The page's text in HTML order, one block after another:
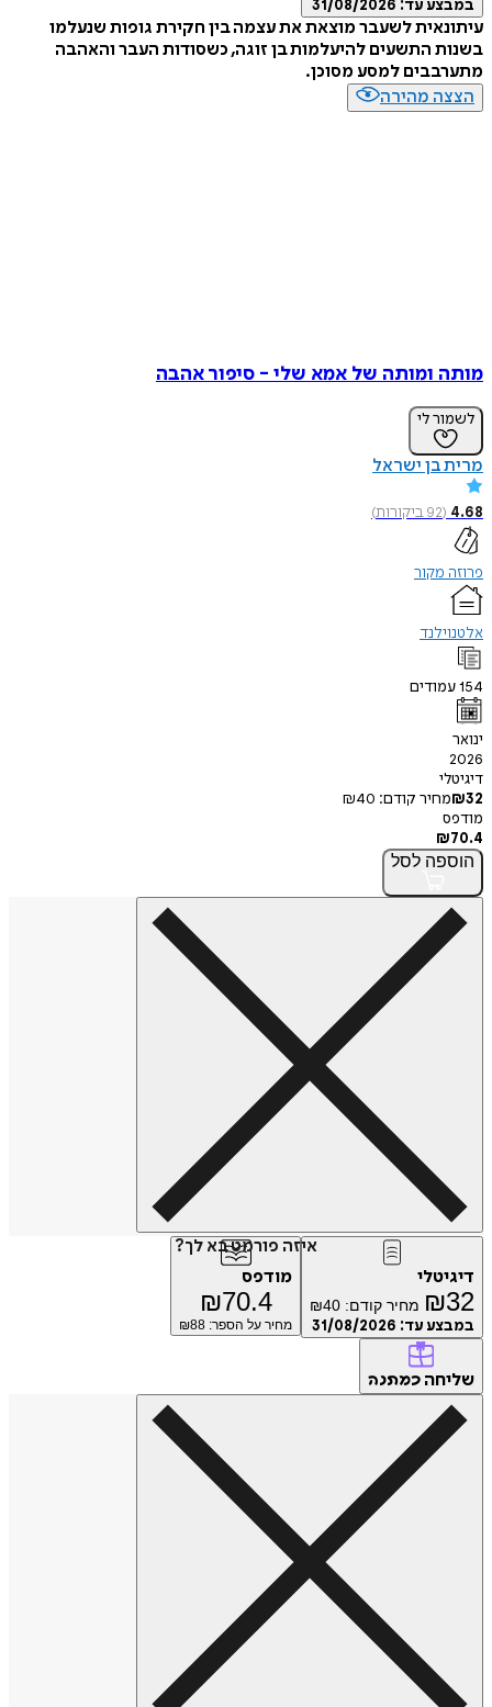
במבצע עד: 31/08/2026
עיתונאית לשעבר מוצאת את עצמה בין חקירת גופות שנעלמו
בשנות התשעים להיעלמות בן זוגה, כשסודות העבר והאהבה
מתערבבים למסע מסוכן.
הצצה מהירה
מותה ומותה של אמא שלי - סיפור אהבה
לשמור לי
מרית בן ישראל
4.68
(
92ביקורות)
פרוזה מקור
אלטנוילנד
154עמודים
ינואר
2026
דיגיטלי
₪32 מחיר קודם: ₪40
מודפס
₪70.4
הוספה לסל
איזה פורמט בא לך?
דיגיטלי
₪32 מחיר קודם: ₪40
במבצע עד: 31/08/2026
מודפס
₪70.4
מחיר על הספר: ₪ 88
שליחה כמתנה